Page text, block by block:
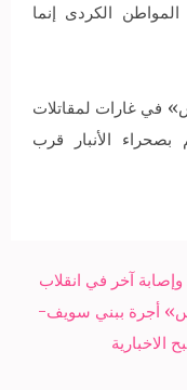
الكردى إنما
«داعش» في غارات لمقاتلات
الأنبار قرب
مصرع 2 وإصابة آخر في انقلاب
أجرة ببني سويف-
الاخبارية